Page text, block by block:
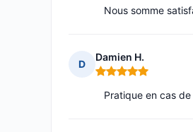
Nous somme
D
Damien H.
Note : 5 sur 5
Pratique en cas